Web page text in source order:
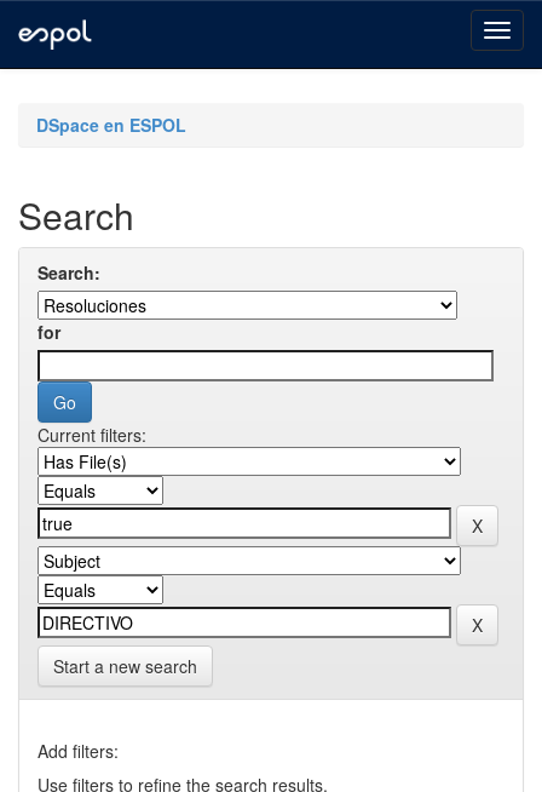
navigationDSpace en ESPOL
Search
Search:
for
Current filters:
Start a new search
Add filters:
Use filters to refine the search results.